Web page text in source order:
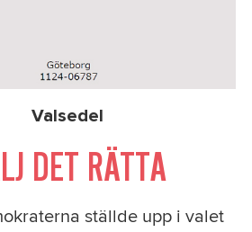
Valsedel
DET RÄTTA
ställde upp i valet